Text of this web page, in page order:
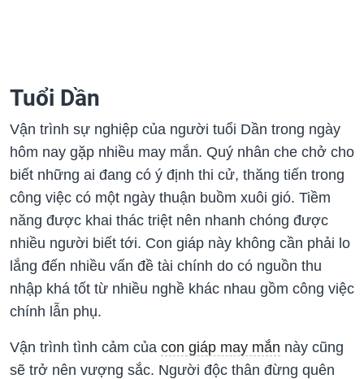
Tuổi Dần
Vận trình sự nghiệp của người tuổi Dần trong ngày
hôm nay gặp nhiều may mắn. Quý nhân che chở cho
biết những ai đang có ý định thi cử, thăng tiến trong
công việc có một ngày thuận buồm xuôi gió. Tiềm
năng được khai thác triệt nên nhanh chóng được
nhiều người biết tới. Con giáp này không cần phải lo
lắng đến nhiều vấn đề tài chính do có nguồn thu
nhập khá tốt từ nhiều nghề khác nhau gồm công việc
chính lẫn phụ.
Vận trình tình cảm của con giáp may mắn này cũng
sẽ trở nên vượng sắc. Người độc thân đừng quên